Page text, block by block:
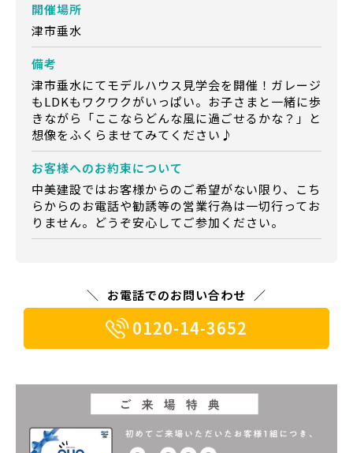
開催場所
津市垂水
備考
津市垂水にてモデルハウス見学会を開催！ガレージ
もLDKもワクワクがいっぱい。お子さまと一緒に歩
きながら「ここならどんな風に過ごせるかな？」と
想像をふくらませてみてください♪
お客様へのお約束について
中美建設ではお客様からのご希望がない限り、こち
らからのお電話や勧誘等の営業行為は一切行ってお
りません。どうぞ安心してご参加ください。
お電話でのお問い合わせ
0120-14-3652